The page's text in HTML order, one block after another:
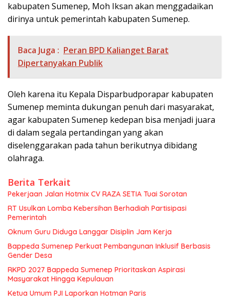
kabupaten Sumenep, Moh Iksan akan menggadaikan
dirinya untuk pemerintah kabupaten Sumenep.
Baca Juga : Peran BPD Kalianget Barat
Dipertanyakan Publik
Oleh karena itu Kepala Disparbudporapar kabupaten
Sumenep meminta dukungan penuh dari masyarakat,
agar kabupaten Sumenep kedepan bisa menjadi juara
di dalam segala pertandingan yang akan
diselenggarakan pada tahun berikutnya dibidang
olahraga.
Berita Terkait
Pekerjaan Jalan Hotmix CV RAZA SETIA Tuai Sorotan
RT Usulkan Lomba Kebersihan Berhadiah Partisipasi
Pemerintah
Oknum Guru Diduga Langgar Disiplin Jam Kerja
Bappeda Sumenep Perkuat Pembangunan Inklusif Berbasis
Gender Desa
RKPD 2027 Bappeda Sumenep Prioritaskan Aspirasi
Masyarakat Hingga Kepulauan
Ketua Umum PJI Laporkan Hotman Paris